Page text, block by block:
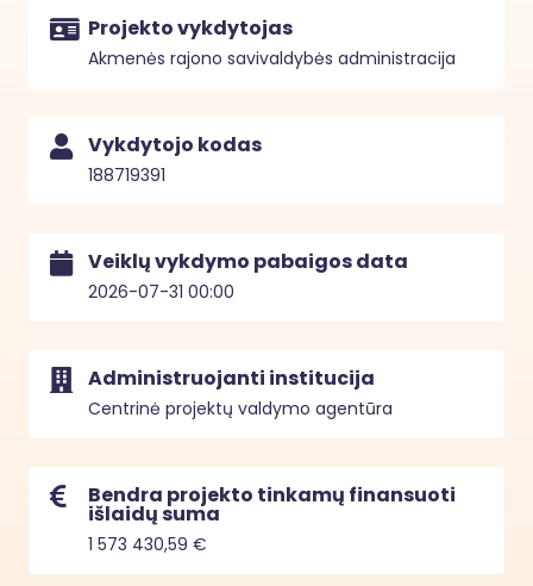
Projekto vykdytojas
Akmenės rajono savivaldybės administracija
Vykdytojo kodas
188719391
Veiklų vykdymo pabaigos data
2026-07-31 00:00
Administruojanti institucija
Centrinė projektų valdymo agentūra
Bendra projekto tinkamų finansuoti
išlaidų suma
1 573 430,59 €